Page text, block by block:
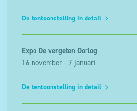
De tentoonstelling in detail
Expo De vergeten Oorlog
16 november - 7 januari
De tentoonstelling in detail